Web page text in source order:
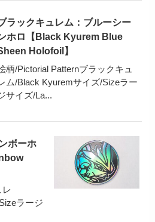
ラックキュレム：ブルーシー
ホロ【Black Kyurem Blue
Holofoil】
柄/Pictorial Patternブラックキュ
ム/Black Kyuremサイズ/Sizeラー
サイズ/La...
ボーホ
ラージ